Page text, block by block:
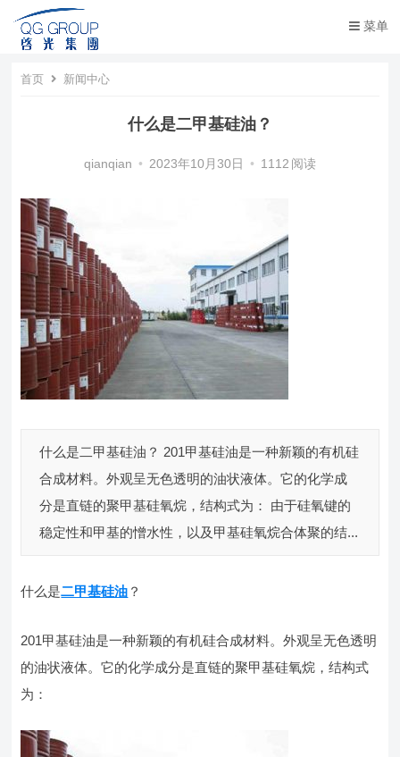
菜单
首页 新闻中心
什么是二甲基硅油？
qianqian • 2023年10月30日 • 1112 阅读
什么是二甲基硅油？ 201甲基硅油是一种新颖的有机硅
合成材料。外观呈无色透明的油状液体。它的化学成
分是直链的聚甲基硅氧烷，结构式为： 由于硅氧键的
稳定性和甲基的憎水性，以及甲基硅氧烷合体聚的结...
什么是二甲基硅油 ？
201甲基硅油是一种新颖的有机硅合成材料。外观呈无色透明
的油状液体。它的化学成分是直链的聚甲基硅氧烷，结构式
为：